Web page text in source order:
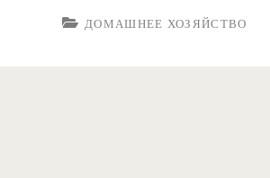
ДОМАШНЕЕ ХОЗЯЙСТВО